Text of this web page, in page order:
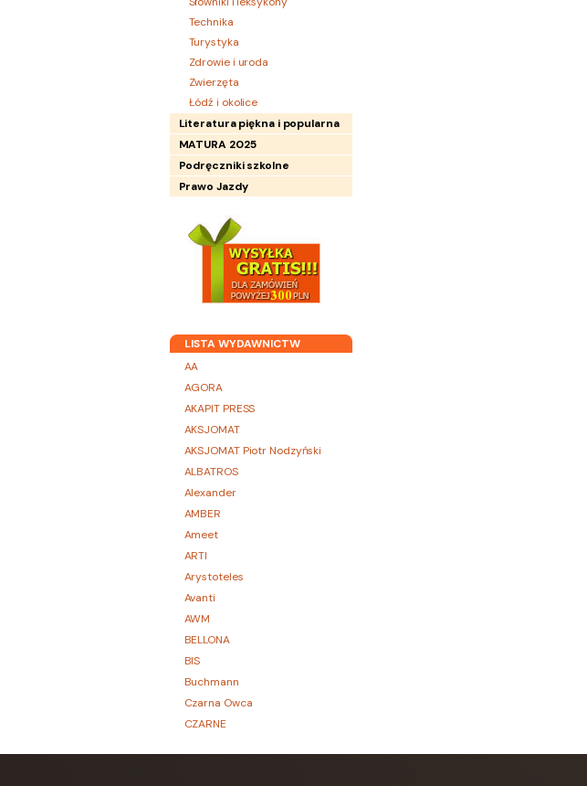
Technika
Turystyka
Zdrowie i uroda
Zwierzęta
Łódź i okolice
Literatura piękna i popularna
MATURA 2025
Podręczniki szkolne
Prawo Jazdy
LISTA WYDAWNICTW
AA
AGORA
AKAPIT PRESS
AKSJOMAT
AKSJOMAT Piotr Nodzyński
ALBATROS
Alexander
AMBER
Ameet
ARTI
Arystoteles
Avanti
AWM
BELLONA
BIS
Buchmann
Czarna Owca
CZARNE